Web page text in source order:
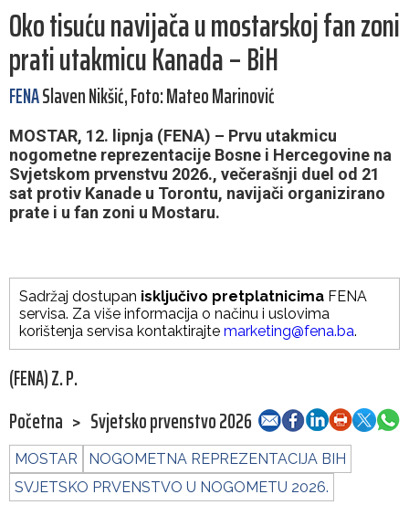
Oko tisuću navijača u mostarskoj fan zoni
prati utakmicu Kanada – BiH
FENASlaven Nikšić, Foto: Mateo Marinović
MOSTAR, 12. lipnja (FENA) – Prvu utakmicu
nogometne reprezentacije Bosne i Hercegovine na
Svjetskom prvenstvu 2026., večerašnji duel od 21
sat protiv Kanade u Torontu, navijači organizirano
prate i u fan zoni u Mostaru.
Sadržaj dostupan isključivo pretplatnicima FENA
servisa. Za više informacija o načinu i uslovima
korištenja servisa kontaktirajte marketing@fena.ba.
(FENA) Z. P.
Početna > Svjetsko prvenstvo 2026
MOSTAR
NOGOMETNA REPREZENTACIJA BIH
SVJETSKO PRVENSTVO U NOGOMETU 2026.